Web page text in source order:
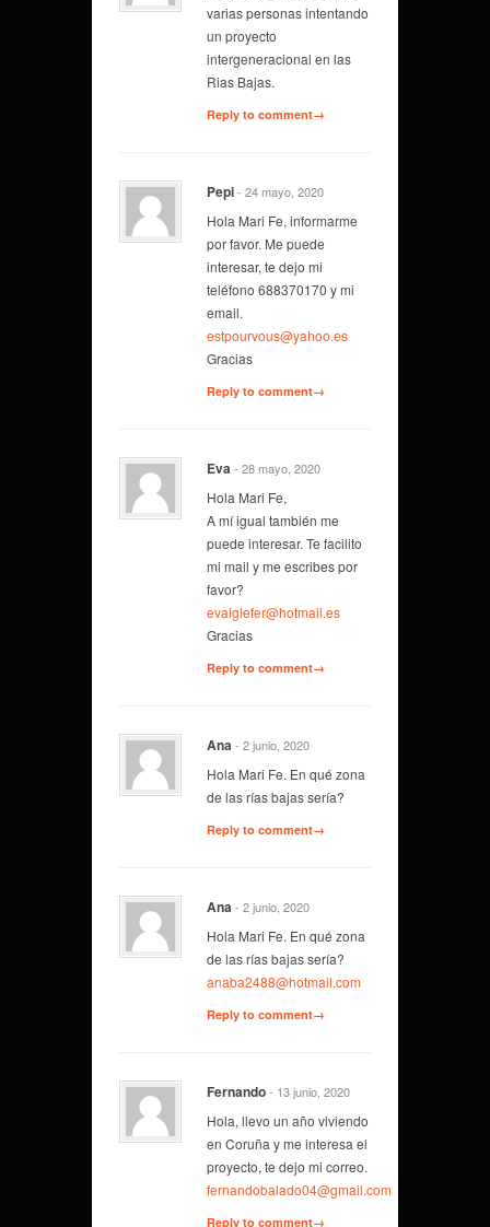
varias personas intentando
un proyecto
intergeneracional en las
Rias Bajas.
Reply to comment→
Pepi- 24 mayo, 2020
Hola Mari Fe, informarme
por favor. Me puede
interesar, te dejo mi
teléfono 688370170 y mi
email.
estpourvous@yahoo.es
Gracias
Reply to comment→
Eva- 28 mayo, 2020
Hola Mari Fe,
A mí igual también me
puede interesar. Te facilito
mi mail y me escribes por
favor?
evaiglefer@hotmail.es
Gracias
Reply to comment→
Ana- 2 junio, 2020
Hola Mari Fe. En qué zona
de las rías bajas sería?
Reply to comment→
Ana- 2 junio, 2020
Hola Mari Fe. En qué zona
de las rías bajas sería?
anaba2488@hotmail.com
Reply to comment→
Fernando- 13 junio, 2020
Hola, llevo un año viviendo
en Coruña y me interesa el
proyecto, te dejo mi correo.
fernandobalado04@gmail.com
Reply to comment→